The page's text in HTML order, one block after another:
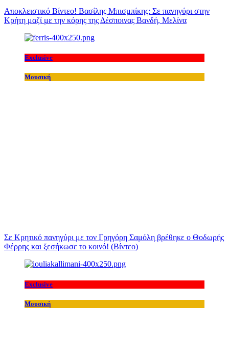
Αποκλειστικό Βίντεο! Βασίλης Μπισμπίκης: Σε πανηγύρι στην
Κρήτη μαζί με την κόρης της Δέσποινας Βανδή, Μελίνα
Exclusive
Μουσική
Σε Κρητικό πανηγύρι με τον Γρηγόρη Σαμόλη βρέθηκε ο Θοδωρής
Φέρρης και ξεσήκωσε το κοινό! (Βίντεο)
Exclusive
Μουσική